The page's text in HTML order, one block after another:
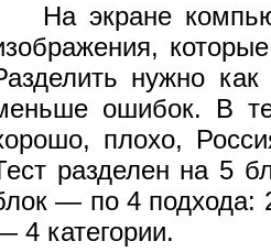
На экране
нужно
ошибок. В
плохо,
разделен на 5
— по 4 подхода:
4 категории.